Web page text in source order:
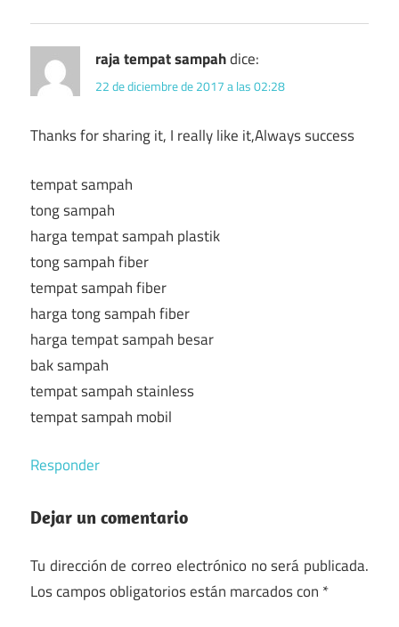
raja tempat sampahdice:
22 de diciembre de 2017 a las 02:28
Thanks for sharing it, I really like it,Always success
tempat sampah
tong sampah
harga tempat sampah plastik
tong sampah fiber
tempat sampah fiber
harga tong sampah fiber
harga tempat sampah besar
bak sampah
tempat sampah stainless
tempat sampah mobil
Responder
Dejar un comentario
Tu dirección de correo electrónico no será publicada.
Los campos obligatorios están marcados con *